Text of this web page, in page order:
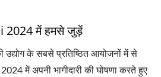
2024 में हमसे जुड़ें
उद्योग के सबसे प्रतिष्ठित आयोजनों में से
में अपनी भागीदारी की घोषणा करते हुए